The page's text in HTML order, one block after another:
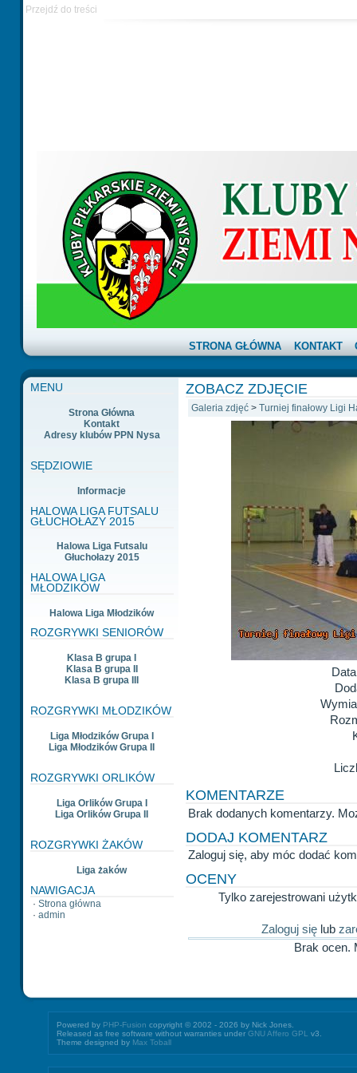
Przejdź do treści
STRONA GŁÓWNA KONTAKT
MENU
Strona Główna
Kontakt
Adresy klubów PPN Nysa
SĘDZIOWIE
Informacje
HALOWA LIGA FUTSALU
GŁUCHOŁAZY 2015
Halowa Liga Futsalu
Głuchołazy 2015
HALOWA LIGA
MŁODZIKÓW
Halowa Liga Młodzików
ROZGRYWKI SENIORÓW
Klasa B grupa I
Klasa B grupa II
Klasa B grupa III
ROZGRYWKI MŁODZIKÓW
Liga Młodzików Grupa I
Liga Młodzików Grupa II
ROZGRYWKI ORLIKÓW
Liga Orlików Grupa I
Liga Orlików Grupa II
ROZGRYWKI ŻAKÓW
Liga żaków
NAWIGACJA
· Strona główna
· admin
ZOBACZ ZDJĘCIE
Galeria zdjęć> Turniej finałowy Ligi
KOMENTARZE
Brak dodanych komentarzy.
DODAJ KOMENTARZ
Zaloguj się, aby móc dodać
OCENY
Tylko zarejestrowani
Zaloguj się lub
Brak ocen.
Powered by PHP-Fusion copyright © 2002 - 2026 by Nick Jones.
Released as free software without warranties underGNU Affero GPL
v3.
Theme designed by Max Toball